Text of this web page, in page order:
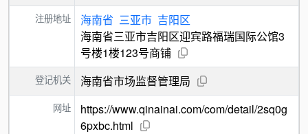
注册地址 海南省 三亚市 吉阳区
海南省三亚市吉阳区迎宾路福瑞国际公馆3
号楼1楼123号商铺
登记机关 海南省市场监督管理局
网址
https://www.qinainai.com/com/detail/2sq0g
6pxbc.html